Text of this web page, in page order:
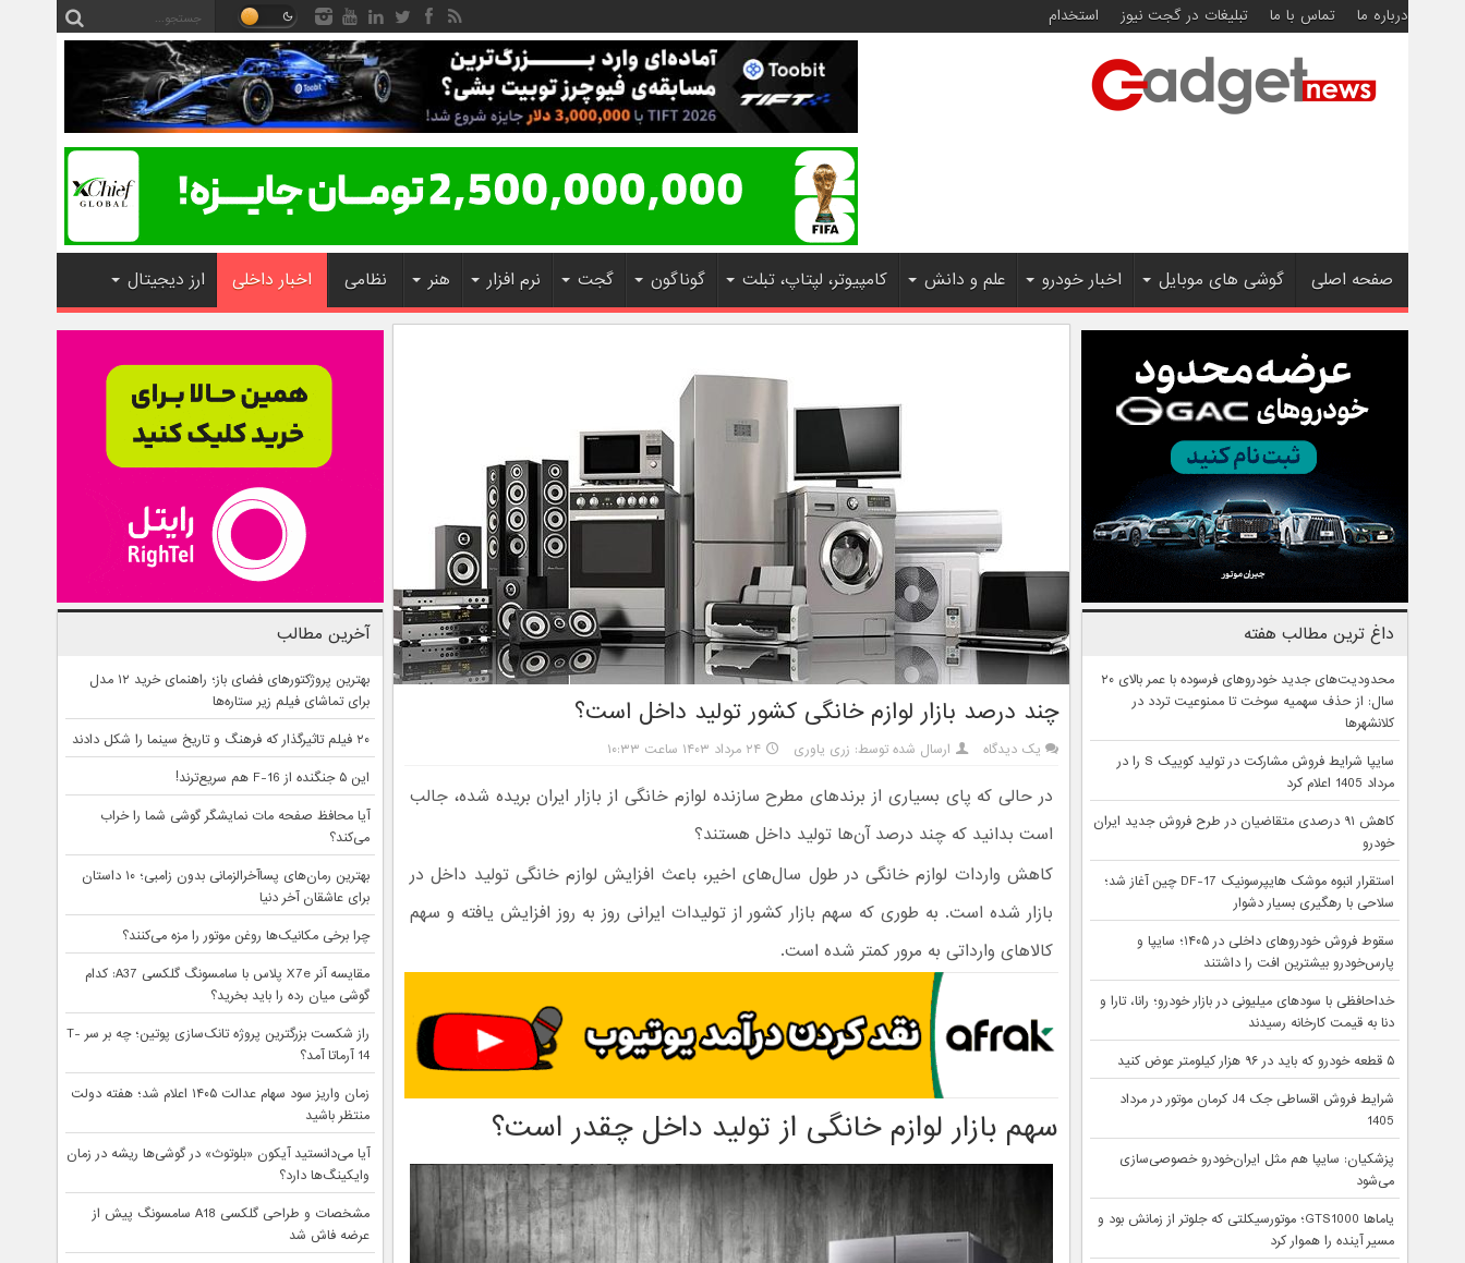
درباره ما تماس با ما تبلیغات در گجت نیوز استخدام
صفحه اصلی گوشی های موبایل اخبار خودرو علم و دانش کامپیوتر، لپتاپ، تبلت گوناگون گجت نرم افزار هنر نظامی اخبار داخلی ارز دیجیتال
چند درصد بازار لوازم خانگی کشور تولید داخل است؟
یک دیدگاه ارسال شده توسط: زری یاوری ۲۴ مرداد ۱۴۰۳ ساعت ۱۰:۳۳
در حالی که پای بسیاری از برندهای مطرح سازنده لوازم خانگی از بازار ایران بریده شده، جالب
است بدانید که چند درصد آن‌ها تولید داخل هستند؟
کاهش واردات لوازم خانگی در طول سال‌های اخیر، باعث افزایش لوازم خانگی تولید داخل در
بازار شده است. به طوری که سهم بازار کشور از تولیدات ایرانی روز به روز افزایش یافته و سهم
کالاهای وارداتی به مرور کمتر شده است.
سهم بازار لوازم خانگی از تولید داخل چقدر است؟
داغ ترین مطالب هفته
محدودیت‌های جدید خودروهای فرسوده با عمر بالای ۲۰
سال: از حذف سهمیه سوخت تا ممنوعیت تردد در
کلانشهرها
سایپا شرایط فروش مشارکت در تولید کوییک S را در
مرداد 1405 اعلام کرد
کاهش ۹۱ درصدی متقاضیان در طرح فروش جدید ایران
خودرو
استقرار انبوه موشک هایپرسونیک DF-17 چین آغاز شد؛
سلاحی با رهگیری بسیار دشوار
سقوط فروش خودروهای داخلی در ۱۴۰۵؛ سایپا و
پارس‌خودرو بیشترین افت را داشتند
خداحافظی با سودهای میلیونی در بازار خودرو؛ رانا، تارا و
دنا به قیمت کارخانه رسیدند
۵ قطعه خودرو که باید در ۹۶ هزار کیلومتر عوض کنید
شرایط فروش اقساطی جک J4 کرمان موتور در مرداد
1405
پزشکیان: سایپا هم مثل ایران‌خودرو خصوصی‌سازی
می‌شود
یاماها GTS1000؛ موتورسیکلتی که جلوتر از زمانش بود و
مسیر آینده را هموار کرد
آخرین مطالب
بهترین پروژکتورهای فضای باز؛ راهنمای خرید ۱۲ مدل
برای تماشای فیلم زیر ستاره‌ها
۲۰ فیلم تاثیرگذار که فرهنگ و تاریخ سینما را شکل دادند
این ۵ جنگنده از F-16 هم سریع‌ترند!
آیا محافظ صفحه مات نمایشگر گوشی شما را خراب
می‌کند؟
بهترین رمان‌های پسا‌آخرالزمانی بدون زامبی؛ ۱۰ داستان
برای عاشقان آخر دنیا
چرا برخی مکانیک‌ها روغن موتور را مزه می‌کنند؟
مقایسه آنر X7e پلاس با سامسونگ گلکسی A37: کدام
گوشی میان رده را باید بخرید؟
راز شکست بزرگترین پروژه تانک‌سازی پوتین؛ چه بر سر T-
14 آرماتا آمد؟
زمان واریز سود سهام عدالت ۱۴۰۵ اعلام شد؛ هفته دولت
منتظر باشید
آیا می‌دانستید آیکون «بلوتوث» در گوشی‌ها ریشه در زمان
وایکینگ‌ها دارد؟
مشخصات و طراحی گلکسی A18 سامسونگ پیش از
عرضه فاش شد